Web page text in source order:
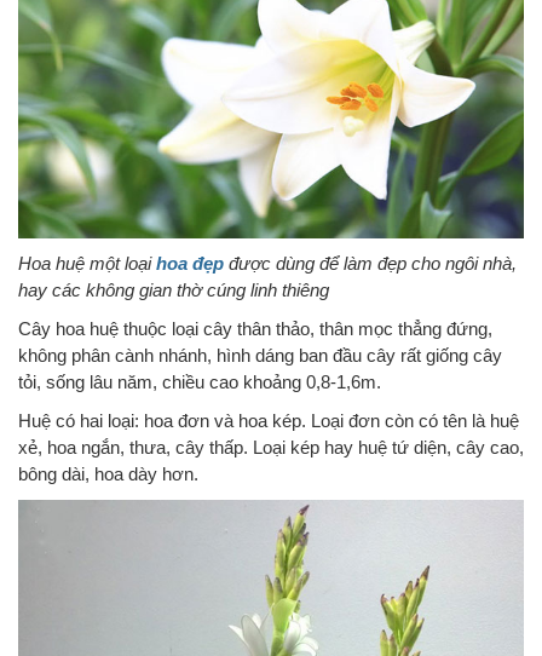
Hoa huệ một loạihoa đẹp được dùng để làm đẹp cho ngôi nhà,
hay các không gian thờ cúng linh thiêng
Cây hoa huệ thuộc loại cây thân thảo, thân mọc thẳng đứng,
không phân cành nhánh, hình dáng ban đầu cây rất giống cây
tỏi, sống lâu năm, chiều cao khoảng 0,8-1,6m.
Huệ có hai loại: hoa đơn và hoa kép. Loại đơn còn có tên là huệ
xẻ, hoa ngắn, thưa, cây thấp. Loại kép hay huệ tứ diện, cây cao,
bông dài, hoa dày hơn.